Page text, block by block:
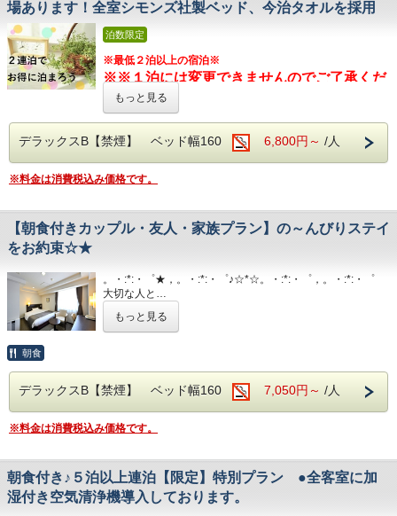
ウェルカムドリンク 14:00〜23:00、コインラ
ンドリー 7：00～22：00（有料）、自動販売
機、製氷機、電子レンジ、アメニティバー、
会議室
■注意事項
団体様の場合や時期によりキャンセル規定が
異なります
詳しくはホテルまでお問い合わせくださいま
せ
せ
ウェルカムドリンク 14:00〜23:00、コインラ
ンドリー 7：00～22：00（有料）、自動販売
機、製氷機、電子レンジ、アメニティバー、
会議室
団体様の場合や時期によりキャンセル規定が
異なります
せ
■男女別展望浴場(最上階：９階)
る人工ヘルストン温泉
営業時間：14:00~24:00、翌6:00~9:00
■JR伊予西条駅より徒歩1分の好立地
隣がコンビニ、石鎚へのバスも真正面バス停
から出ています
■平面120台駐車場 (敷地内＆第二駐車場)
■焼き立てパンや産直市から取り寄せた地元
野菜の和洋バイキング(定価：￥1320（税
こちらの朝食付きプランでご予約いただくと
お得にお召し上がりいただけます
・シモンズ社製デュベスタイルロング＆ワイ
ドベッドで快適な寝心地
■焼き立てパンや産直市から取り寄せた地元野菜の和洋バイ
キング(定価：￥1320（税込）)
朝食付きプランでご予約いただくとお得にお召し上がりいた
■室内設備(全部屋１４平米以上)
・シモンズ社製デュベスタイルロング＆ワイドベッドで快適
・43型壁掛けテレビ、全室加湿機能付き空気清浄機、今治
タオル、各部屋Wi-Fi
■チェックイン14:00~24:00(最終) / チェックアウト11:00
ウェルカムドリンク 14:00〜23:00、コインランドリー 7：
00～22：00（有料）、自動販売機、製氷機、電子レンジ、
■注意事項
団体様の場合や時期によりキャンセル規定が異なります
詳しくはホテルまでお問い合わせくださいませ
■焼き立てパンや産直市から取り寄せた地元野菜の和洋バイ
キング(定価：￥1320（税込）)
朝食付きプランでご予約いただくとお得にお召し上がりいた
だけます
■室内設備(全部屋１４平米以上)
・シモンズ社製デュベスタイルロング＆ワイドベッドで快適
な寝心地
・43型壁掛けテレビ、全室加湿機能付き空気清浄機、今治
■各種サービス
ウェルカムドリンク 14:00〜23:00、コインランドリー 7：
■注意事項
団体様の場合や時期によりキャンセル規定が異なります
詳しくはホテルまでお問い合わせくださいませ
場あります！全室シモンズ社製ベッド、今治タオルを採用
泊数限定
※最低２泊以上の宿泊※
※※１泊には変更できませんのでご了承くだ
さい！※※
仕事で２泊以上宿泊するお客様にお贈りする
特別なプランです。
ル
■男女別展望浴場(最上階：９階)
西日本最高峰の石鎚山や西条市の街並を望め
営業時間：14:00~24:00、翌6:00~9:00
隣がコンビニ、石鎚へのバスも真正面バス停
から出ています
■平面120台駐車場 (敷地内＆第二駐車場)
もっと見る
デラックスB【禁煙】 ベッド幅160 6,800円～ /人
※料金は消費税込み価格です。
【朝食付きカップル・友人・家族プラン】の～んびりステイ
をお約束☆★
。・:*:・゜★，。・:*:・゜♪☆*☆。・:*:・゜，。・:*:・゜
大切な人と…
ご家族で…
西日本最高峰の石鎚山を望める展望浴場をお楽しみください
■男女別展望浴場(最上階：９階)
西日本最高峰の石鎚山や西条市の街並を望める人工ヘルスト
営業時間：14:00~24:00、翌6:00~9:00
■JR伊予西条駅より徒歩1分の好立地
隣がコンビニ、石鎚へのバスも真正面バス停から出ています
もっと見る
朝食
デラックスB【禁煙】 ベッド幅160 7,050円～ /人
※料金は消費税込み価格です。
朝食付き♪５泊以上連泊【限定】特別プラン ●全客室に加
湿付き空気清浄機導入しております。